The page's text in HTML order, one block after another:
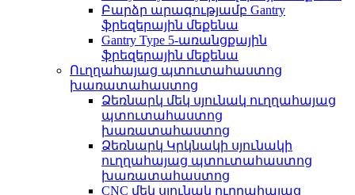
Բարձր արագությամբ Gantry
ֆրեզերային մեքենա
Gantry Type 5-առանցքային
ֆրեզերային մեքենա
Ուղղահայաց պտուտահաստոց
խառատահաստոց
Ձեռնարկ մեկ սյունակ ուղղահայաց
պտուտահաստոց
խառատահաստոց
Ձեռնարկ Կրկնակի սյունակի
ուղղահայաց պտուտահաստոց
խառատահաստոց
CNC մեկ սյունակ ուղղահայաց